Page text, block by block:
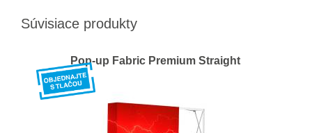
Súvisiace produkty
Pop-up Fabric Premium Straight